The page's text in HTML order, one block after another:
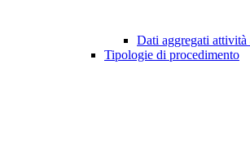
Dati aggregati attività
Tipologie di procedimento